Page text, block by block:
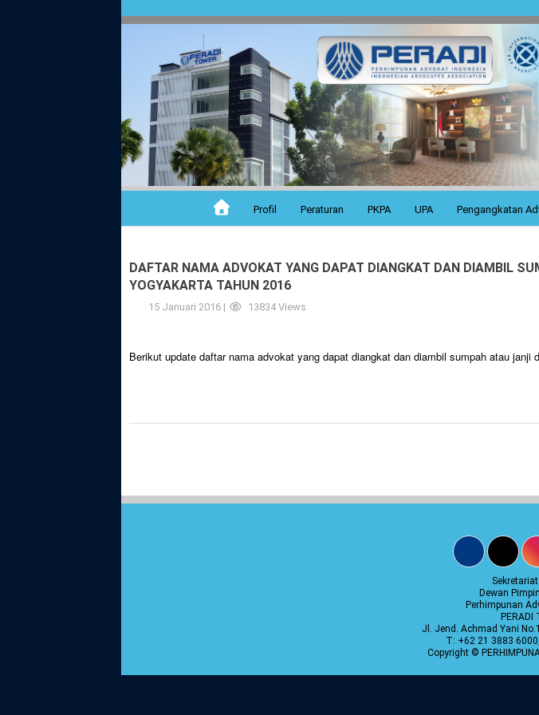
Profil Peraturan PKPA UPA Pengangkatan
DAFTAR NAMA ADVOKAT YANG DAPAT DIANGKAT DAN DIAMBIL
YOGYAKARTA TAHUN 2016
15 Januari 2016 | 13834 Views
Berikut update daftar nama advokat yang dapat diangkat dan diambil sumpah atau janji
Dewan
Perhimpunan
PERADI
Jl. Jend. Achmad Yani
T: +62 21 3883
Copyright ©